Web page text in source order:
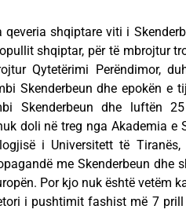
shqiptare viti i
shqiptar, për të mbrojtur
Qytetërimi Perëndimor,
Skenderbeun dhe epokën e
Skenderbeun dhe luftën
doli në treg nga Akademia e
i Universitett të
me Skenderbeun dhe
Por kjo nuk është vetëm
i pushtimit fashist më 7